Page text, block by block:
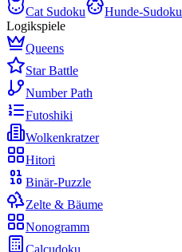
Cat Sudoku
Hunde-Sudoku
Logikspiele
Queens
Star Battle
Number Path
Futoshiki
Wolkenkratzer
Hitori
Binär-Puzzle
Zelte & Bäume
Nonogramm
Calcudoku